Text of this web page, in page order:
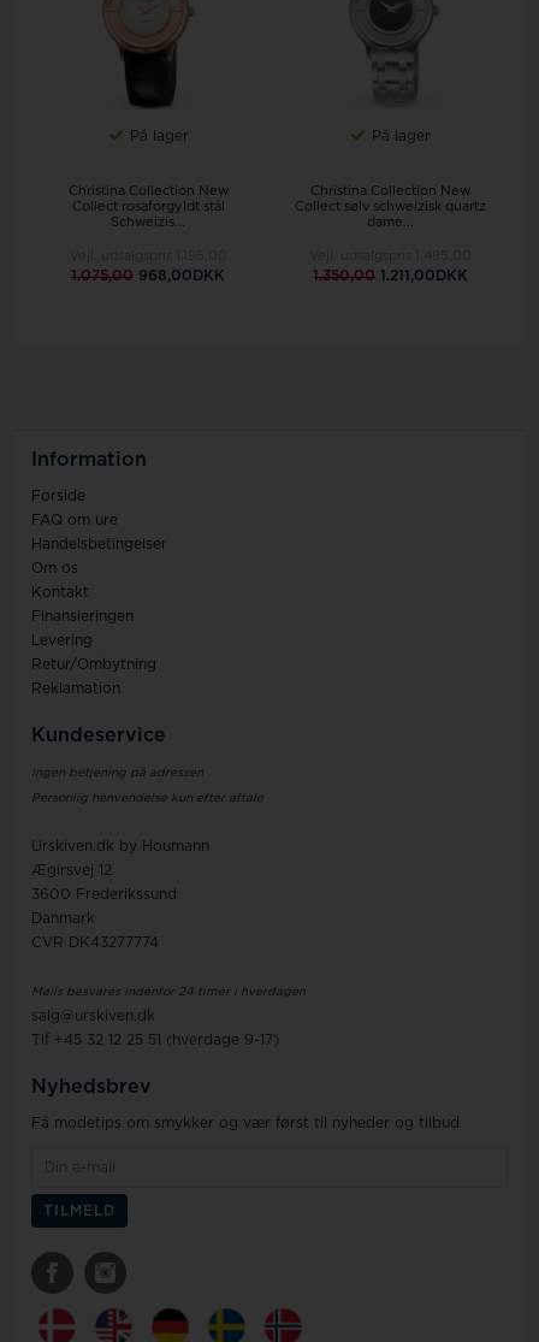
På lager
Christina Collection New
Collect rosaforgyldt stål
Schweizis...
1.075,00 968,00DKK
På lager
Christina Collection New
Collect sølv schweizisk quartz
dame...
1.350,00 1.211,00DKK
Information
Forside
FAQ om ure
Handelsbetingelser
Om os
Kontakt
Finansieringen
Levering
Retur/Ombytning
Reklamation
Kundeservice
Ingen betjening på adressen
Personlig henvendelse kun efter aftale
Urskiven.dk by Houmann
Ægirsvej 12
3600 Frederikssund
Danmark
CVR DK43277774
Mails besvares indenfor 24 timer i hverdagen
salg@urskiven.dk
Tlf +45 32 12 25 51 (hverdage 9-17)
Nyhedsbrev
Få modetips om smykker og vær først til nyheder og tilbud